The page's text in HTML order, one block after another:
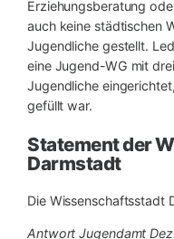
Erziehungsberatung
auch keine städtischen
Jugendliche gestellt.
eine Jugend-WG mit
Jugendliche
gefüllt war.
Statement der
Darmstadt
Die Wissenschaftsstadt
Antwort Jugendamt